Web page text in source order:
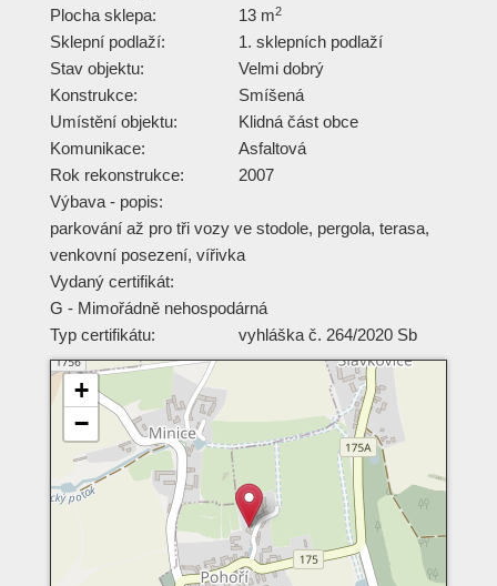
Plocha sklepa: 13 m2
Sklepní podlaží:
1. sklepních podlaží
Stav objektu:
Velmi dobrý
Konstrukce:
Smíšená
Umístění objektu:
Klidná část obce
Komunikace:
Asfaltová
Rok rekonstrukce:
2007
Výbava - popis:
parkování až pro tři vozy ve stodole, pergola, terasa,
venkovní posezení, vířivka
Vydaný certifikát:
G - Mimořádně nehospodárná
Typ certifikátu:
vyhláška č. 264/2020 Sb
+
−